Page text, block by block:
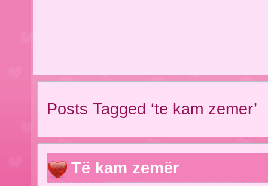
Posts Tagged ‘te kam zemer’
Të kam zemër